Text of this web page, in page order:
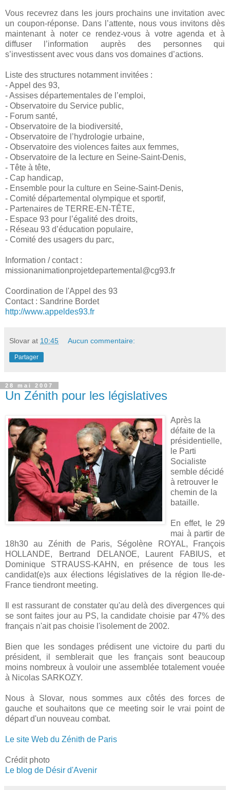
Vous recevrez dans les jours prochains une invitation avec
un coupon-réponse. Dans l’attente, nous vous invitons dès
maintenant à noter ce rendez-vous à votre agenda et à
diffuser l’information auprès des personnes qui
s’investissent avec vous dans vos domaines d’actions.
Liste des structures notamment invitées :
- Appel des 93,
- Assises départementales de l’emploi,
- Observatoire du Service public,
- Forum santé,
- Observatoire de la biodiversité,
- Observatoire de l’hydrologie urbaine,
- Observatoire des violences faites aux femmes,
- Observatoire de la lecture en Seine-Saint-Denis,
- Tête à tête,
- Cap handicap,
- Ensemble pour la culture en Seine-Saint-Denis,
- Comité départemental olympique et sportif,
- Partenaires de TERRE-EN-TÊTE,
- Espace 93 pour l’égalité des droits,
- Réseau 93 d’éducation populaire,
- Comité des usagers du parc,
Information / contact :
missionanimationprojetdepartemental@cg93.fr
Coordination de l'Appel des 93
Contact : Sandrine Bordet
http://www.appeldes93.fr
Slovar at 10:45 Aucun commentaire:
Partager
28 mai 2007
Un Zénith pour les législatives
Après la
défaite de la
présidentielle,
le Parti
Socialiste
semble décidé
à retrouver le
chemin de la
bataille.
En effet, le 29
mai à partir de
18h30 au Zénith de Paris, Ségolène ROYAL, François
HOLLANDE, Bertrand DELANOE, Laurent FABIUS, et
Dominique STRAUSS-KAHN, en présence de tous les
candidat(e)s aux élections législatives de la région Ile-de-
France tiendront meeting.
Il est rassurant de constater qu'au delà des divergences qui
se sont faites jour au PS, la candidate choisie par 47% des
français n'ait pas choisie l'isolement de 2002.
Bien que les sondages prédisent une victoire du parti du
président, il semblerait que les français sont beaucoup
moins nombreux à vouloir une assemblée totalement vouée
à Nicolas SARKOZY.
Nous à Slovar, nous sommes aux côtés des forces de
gauche et souhaitons que ce meeting soir le vrai point de
départ d'un nouveau combat.
Le site Web du Zénith de Paris
Crédit photo
Le blog de Désir d'Avenir